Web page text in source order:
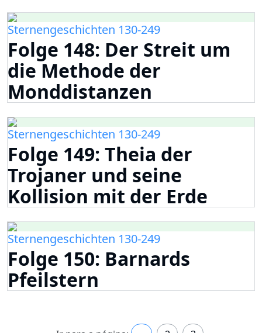
Sternengeschichten 130-249
Folge 148: Der Streit um
die Methode der
Monddistanzen
Sternengeschichten 130-249
Folge 149: Theia der
Trojaner und seine
Kollision mit der Erde
Sternengeschichten 130-249
Folge 150: Barnards
Pfeilstern